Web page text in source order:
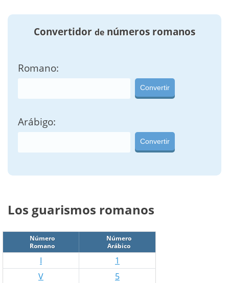
Convertidor de números romanos
Romano:
Convertir
Arábigo:
Convertir
Los guarismos romanos
Número
Romano
Número
Arábico
I
1
V
5